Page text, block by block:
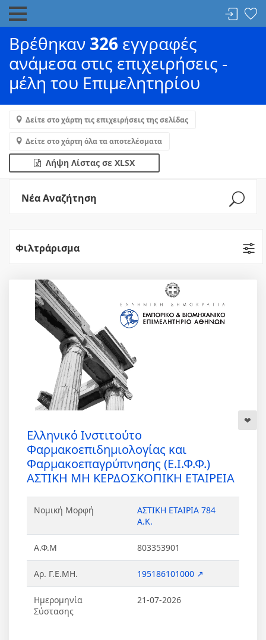
Βρέθηκαν 326 εγγραφές
ανάμεσα στις επιχειρήσεις -
μέλη του Επιμελητηρίου
Δείτε στο χάρτη τις επιχειρήσεις της σελίδας
Δείτε στο χάρτη όλα τα αποτελέσματα
Λήψη Λίστας σε XLSX
Νέα Αναζήτηση
Φιλτράρισμα
Ελληνικό Ινστιτούτο
Φαρμακοεπιδημιολογίας και
Φαρμακοεπαγρύπνησης (Ε.Ι.Φ.Φ.)
ΑΣΤΙΚΗ ΜΗ ΚΕΡΔΟΣΚΟΠΙΚΗ ΕΤΑΙΡΕΙΑ
Νομική Μορφή
ΑΣΤΙΚΗ ΕΤΑΙΡΙΑ 784
Α.Κ.
Α.Φ.Μ 803353901
Αρ. Γ.Ε.ΜΗ. 195186101000 ↗
Ημερομηνία
Σύστασης
21-07-2026